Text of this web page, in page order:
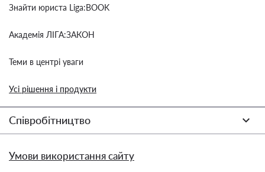
Знайти юриста Liga:BOOK
Академія ЛІГА:ЗАКОН
Теми в центрі уваги
Усі рішення і продукти
Співробітництво
Умови використання сайту